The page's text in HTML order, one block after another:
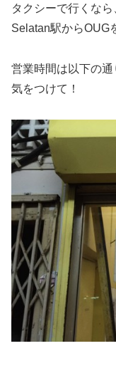
タクシーで行くな
Selatan駅からOUG
営業時間は以下の
気をつけて！